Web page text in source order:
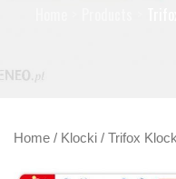
Home / Klocki / Trifox